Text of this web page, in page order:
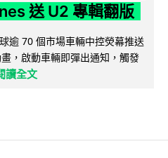
送 U2 專輯翻版
逾 70 個市場車輛中控熒幕推送
，啟動車輛即彈出通知，觸發
讀全文